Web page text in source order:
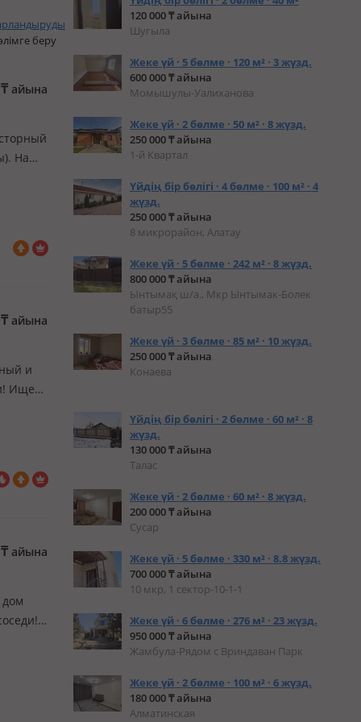
беру
₸ айына
На
₸ айына
и
Ищете
₸ айына
дом
120 000 ₸ айына
Шугыла
Жеке үй · 5 бөлме · 120 м² · 3 жүзд.
600 000 ₸ айына
Момышулы-Уалиханова
Жеке үй · 2 бөлме · 50 м² · 8 жүзд.
250 000 ₸ айына
1-й Квартал
Үйдің бір бөлігі · 4 бөлме · 100 м² · 4
жүзд.
250 000 ₸ айына
8 микрорайон, Алатау
Жеке үй · 5 бөлме · 242 м² · 8 жүзд.
800 000 ₸ айына
Ынтымақ ш/а., Мкр Ынтымак-Болек
батыр55
Жеке үй · 3 бөлме · 85 м² · 10 жүзд.
250 000 ₸ айына
Конаева
Үйдің бір бөлігі · 2 бөлме · 60 м² · 8
жүзд.
130 000 ₸ айына
Талас
Жеке үй · 2 бөлме · 60 м² · 8 жүзд.
200 000 ₸ айына
Сусар
Жеке үй · 5 бөлме · 330 м² · 8.8 жүзд.
700 000 ₸ айына
10 мкр, 1 сектор-10-1-1
Жеке үй · 6 бөлме · 276 м² · 23 жүзд.
950 000 ₸ айына
Жамбула-Рядом с Вриндаван Парк
Жеке үй · 2 бөлме · 100 м² · 6 жүзд.
180 000 ₸ айына
Алматинская